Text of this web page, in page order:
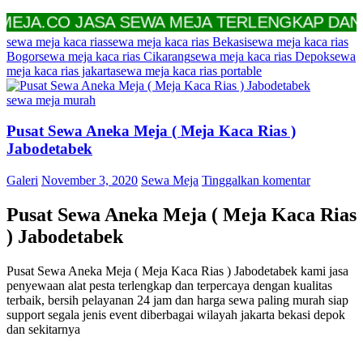
JASA SEWA MEJA TERLENGKAP DAN
sewa meja kaca riassewa meja kaca rias Bekasisewa meja kaca rias
Bogorsewa meja kaca rias Cikarangsewa meja kaca rias Depoksewa
meja kaca rias jakartasewa meja kaca rias portable
sewa meja murah
Pusat Sewa Aneka Meja ( Meja Kaca Rias )
Jabodetabek
Galeri November 3, 2020 Sewa Meja Tinggalkan komentar
Pusat Sewa Aneka Meja ( Meja Kaca Rias
) Jabodetabek
Pusat Sewa Aneka Meja ( Meja Kaca Rias ) Jabodetabek kami jasa
penyewaan alat pesta terlengkap dan terpercaya dengan kualitas
terbaik, bersih pelayanan 24 jam dan harga sewa paling murah siap
support segala jenis event diberbagai wilayah jakarta bekasi depok
dan sekitarnya